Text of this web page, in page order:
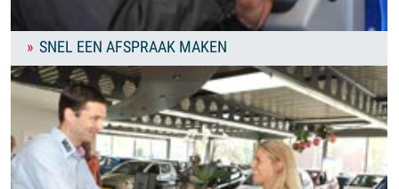
SNEL EEN AFSPRAAK MAKEN